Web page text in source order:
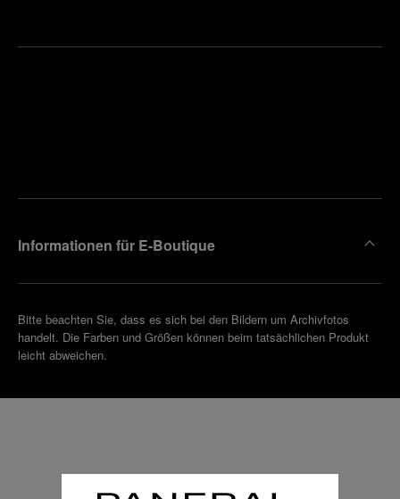
Informationen für E-Boutique
Bitte beachten Sie, dass es sich bei den Bildern um Archivfotos
handelt. Die Farben und Größen können beim tatsächlichen Produkt
leicht abweichen.